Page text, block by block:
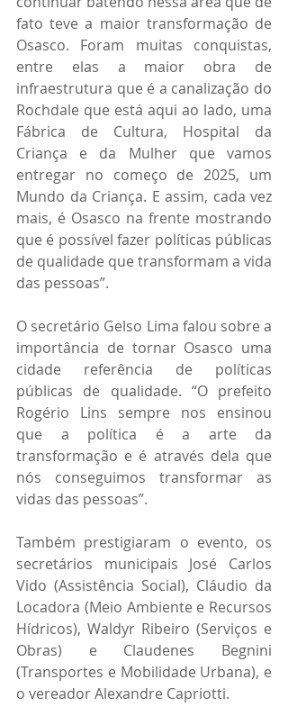
fato teve a maior transformação de
Osasco. Foram muitas conquistas,
entre elas a maior obra de
infraestrutura que é a canalização do
Rochdale que está aqui ao lado, uma
Fábrica de Cultura, Hospital da
Criança e da Mulher que vamos
entregar no começo de 2025, um
Mundo da Criança. E assim, cada vez
mais, é Osasco na frente mostrando
que é possível fazer políticas públicas
de qualidade que transformam a vida
das pessoas”.
O secretário Gelso Lima falou sobre a
importância de tornar Osasco uma
cidade referência de políticas
públicas de qualidade. “O prefeito
Rogério Lins sempre nos ensinou
que a política é a arte da
transformação e é através dela que
nós conseguimos transformar as
vidas das pessoas”.
Também prestigiaram o evento, os
secretários municipais José Carlos
Vido (Assistência Social), Cláudio da
Locadora (Meio Ambiente e Recursos
Hídricos), Waldyr Ribeiro (Serviços e
Obras) e Claudenes Begnini
(Transportes e Mobilidade Urbana), e
o vereador Alexandre Capriotti.